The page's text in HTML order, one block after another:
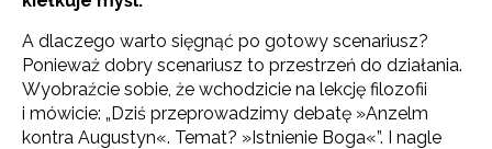
A dlaczego warto sięgnąć po gotowy scenariusz?
Ponieważ dobry scenariusz to przestrzeń do działania.
Wyobraźcie sobie, że wchodzicie na lekcję filozofii
i mówicie: „Dziś przeprowadzimy debatę »Anzelm
kontra Augustyn«. Temat? »Istnienie Boga«”. I nagle